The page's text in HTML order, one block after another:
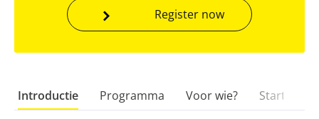
Register now
Introductie Programma Voor wie?